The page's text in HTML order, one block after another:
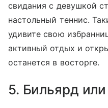
свидания с девушкой
настольный теннис.
удивите свою
активный отдых и
останется в восторге.
5. Бильярд